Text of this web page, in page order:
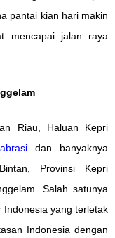
pantai kian hari makin
mencapai jalan raya
Riau, Haluan Kepri
abrasidan banyaknya
Provinsi Kepri
Salah satunya
Indonesia yang terletak
Indonesia dengan